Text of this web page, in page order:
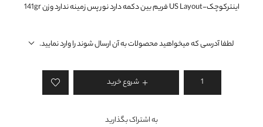
اینترکوچک-US Layout فریم بین دکمه دارد نور پس زمینه ندارد وزن 141gr
لطفا آدرسی که میخواهید محصولات به آن ارسال شوند را وارد نمایید.
شروع خرید
به اشتراک بگذارید